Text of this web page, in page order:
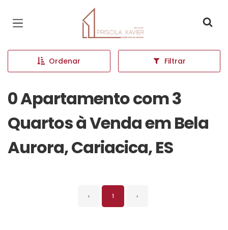
Página inicial
Ordenar Filtrar
0 Apartamento com 3
Quartos à Venda em Bela
Aurora, Cariacica, ES
‹ 1 ›